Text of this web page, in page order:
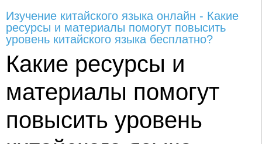
Изучение китайского языка онлайн - Какие
ресурсы и материалы помогут повысить
уровень китайского языка бесплатно?
Какие ресурсы и
материалы помогут
повысить уровень